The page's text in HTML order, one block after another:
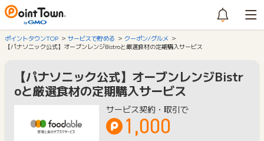
ポイントタウンTOP サービスで貯める
クーポン/グルメ
【パナソニック公式】オーブンレンジBistroと厳選食材の定期購入サービス
【パナソニック公式】オーブンレンジBistr
oと厳選食材の定期購入サービス
サービス契約・取引で
1,000